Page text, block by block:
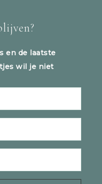
en de laatste
wil je niet